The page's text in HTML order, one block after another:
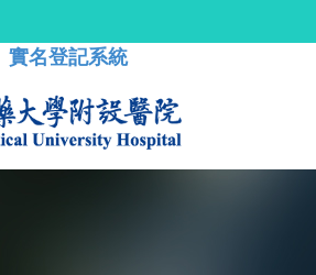
實名登記系統